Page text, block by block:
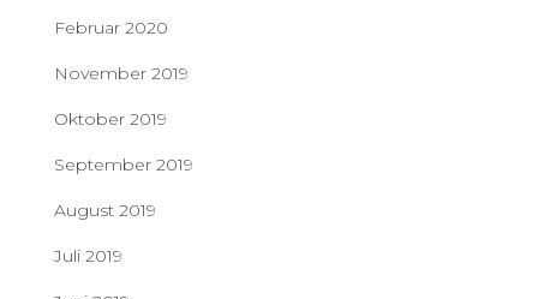
Februar 2020
November 2019
Oktober 2019
September 2019
August 2019
Juli 2019